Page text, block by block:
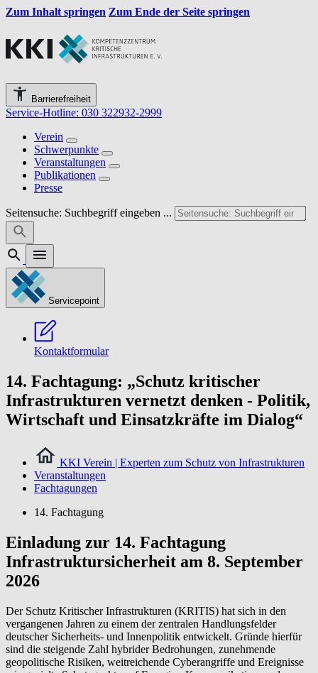
Zum Inhalt springen Zum Ende der Seite springen
Barrierefreiheit
Service-Hotline: 030 322932-2999
Verein
Schwerpunkte
Veranstaltungen
Publikationen
Presse
Seitensuche: Suchbegriff eingeben ...
Servicepoint
Kontaktformular
14. Fachtagung: „Schutz kritischer
Infrastrukturen vernetzt denken - Politik,
Wirtschaft und Einsatzkräfte im Dialog“
KKI Verein | Experten zum Schutz von Infrastrukturen
Veranstaltungen
Fachtagungen
14. Fachtagung
Einladung zur 14. Fachtagung
Infrastruktursicherheit am 8. September
2026
Der Schutz Kritischer Infrastrukturen (KRITIS) hat sich in den
vergangenen Jahren zu einem der zentralen Handlungsfelder
deutscher Sicherheits- und Innenpolitik entwickelt. Gründe hierfür
sind die steigende Zahl hybrider Bedrohungen, zunehmende
geopolitische Risiken, weitreichende Cyberangriffe und Ereignisse